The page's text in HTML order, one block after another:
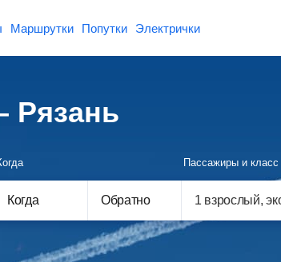
Маршрутки Попутки Электрички
Рязань
Когда Обратно
Пассажиры и класс